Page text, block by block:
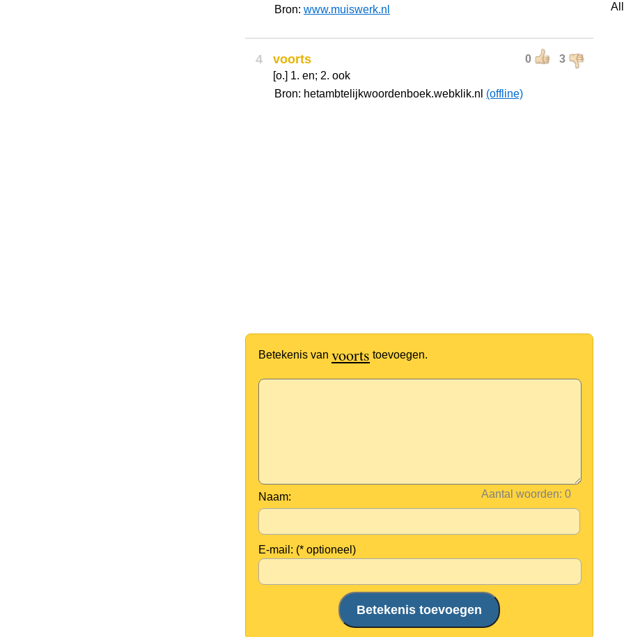
Bron: www.muiswerk.nl
4 0 3
voorts
[o.] 1. en; 2. ook
Bron: hetambtelijkwoordenboek.webklik.nl (offline)
Betekenis van voorts toevoegen.
Aantal woorden:
Naam:
E-mail: (* optioneel)